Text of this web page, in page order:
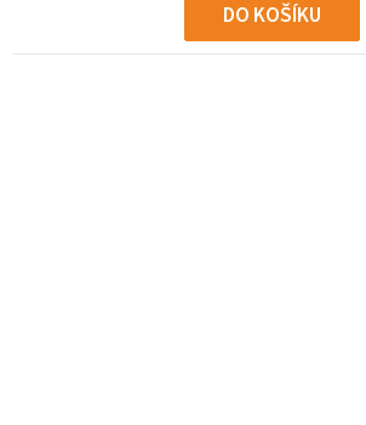
DO KOŠÍKU